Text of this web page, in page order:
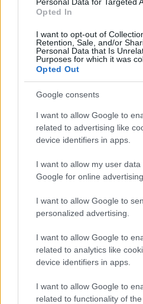
Opted In
I want to opt-out of
Retention, Sale, and/or
Personal Data that Is
Purposes for which it was
Opted Out
Google consents
I want to allow Google to
related to advertising like
device identifiers in apps.
I want to allow my user
Google for online
I want to allow Google to
personalized advertising.
I want to allow Google to
related to analytics like
device identifiers in apps.
I want to allow Google to
related to functionality of
giornalismo sportivo
coordina le pagine
commenti. In
sul campo e
partita come prova